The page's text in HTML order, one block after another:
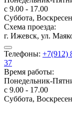
с 9.00 - 17.00
Суббота,
Схема проезда:
г. Ижевск, ул.
Телефоны: +7(912)
37
Время работы:
Понедельник-
с 9.00 - 17.00
Суббота,